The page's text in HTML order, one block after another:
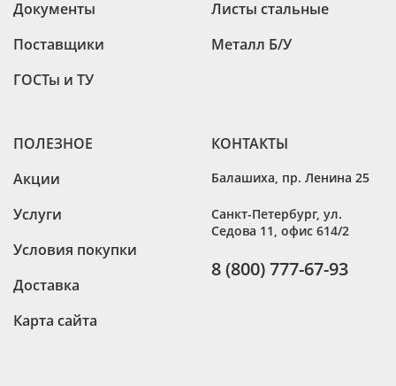
Документы
Поставщики
ГОСТы и ТУ
Листы стальные
Металл Б/У
ПОЛЕЗНОЕ
Акции
Услуги
Условия покупки
Доставка
Карта сайта
КОНТАКТЫ
Балашиха пр. Ленина 25
Санкт-Петербург, ул.
Седова 11, офис 614/2
8 (800) 777-67-93